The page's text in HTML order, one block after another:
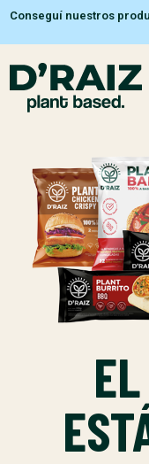
Conseguí nuestros